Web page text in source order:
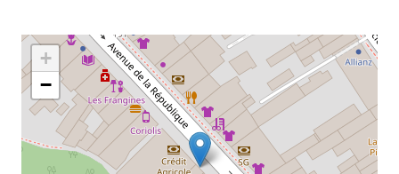
+
−